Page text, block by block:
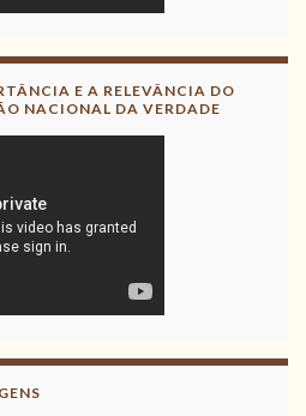
E A RELEVÂNCIA DO
NACIONAL DA VERDADE